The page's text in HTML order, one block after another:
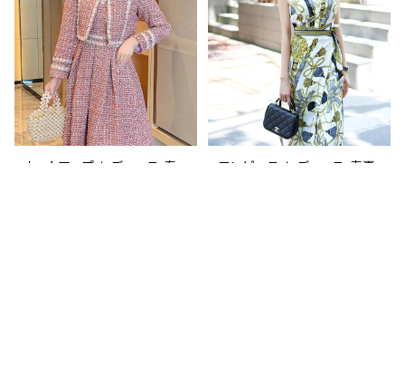
ト丈トップス キャバドレス ミ
ディアム ドレス ミモレ丈ス
カート ひざ丈 学校行事 セ
ットアップ オフィス スカー
ト ミディアムスカート ペン
シルスカート OL オフィスカ
ジュアル 結婚式 パーティ
ー 卒業式 入学式 卒園式
入園式 お呼ばれ ホワイト 1
セットアップ レディース 春
ワンピース レディース 春夏